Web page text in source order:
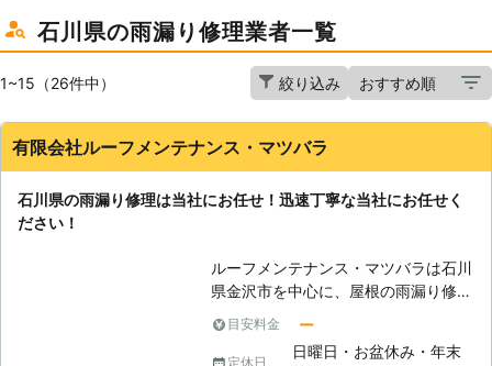
石川県の雨漏り修理業者一覧
1~15（26件中） 絞り込み
有限会社ルーフメンテナンス・マツバラ
石川県の雨漏り修理は当社にお任せ！迅速丁寧な当社にお任せく
ださい！
ルーフメンテナンス・マツバラは石川
県金沢市を中心に、屋根の雨漏り修理
について対応させていただいておりま
す。屋根の雨漏りは、新築でも築数十
年の老朽家屋でも起こる可能性がある
目安料金 ー
定休日
日曜日・お盆休み・年末